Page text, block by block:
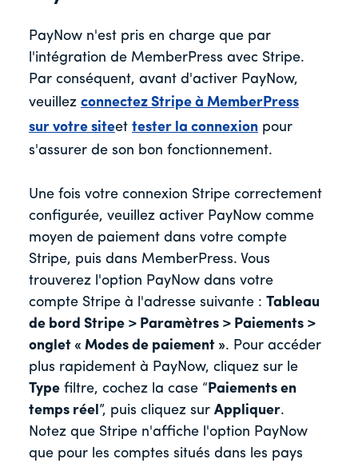
PayNow n'est pris en charge que par
l'intégration de MemberPress avec Stripe.
Par conséquent, avant d'activer PayNow,
veuillez connectez Stripe à MemberPress
sur votre siteet tester la connexion pour
s'assurer de son bon fonctionnement.
Une fois votre connexion Stripe correctement
configurée, veuillez activer PayNow comme
moyen de paiement dans votre compte
Stripe, puis dans MemberPress. Vous
trouverez l'option PayNow dans votre
compte Stripe à l'adresse suivante : Tableau
de bord Stripe > Paramètres > Paiements >
onglet « Modes de paiement ». Pour accéder
plus rapidement à PayNow, cliquez sur le
Type filtre, cochez la case “Paiements en
temps réel”, puis cliquez sur Appliquer.
Notez que Stripe n'affiche l'option PayNow
que pour les comptes situés dans les pays